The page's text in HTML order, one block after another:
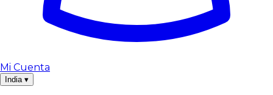
Mi Cuenta
India ▾